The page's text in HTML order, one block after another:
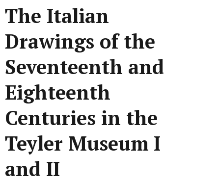
The Italian
Drawings of the
Seventeenth and
Eighteenth
Centuries in the
Teyler Museum I
and II